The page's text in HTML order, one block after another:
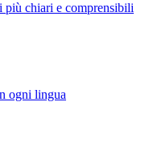
chiari e comprensibili
ogni lingua